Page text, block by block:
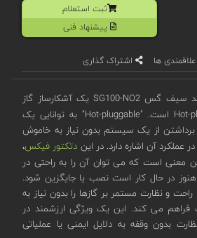
ثبت استعلام
پیشنهاد فنی
ها اشتراک گذاری
برند سیف گس SG100-NO2 یک آشکارساز گاز
ثابت با قابلیت Hot-pluggable است. "Hot-pluggable" به توانایی یک
برداشتن از یک سیستم بدون نیاز به خاموش
آن اشاره دارد. در این دتکتور فیکس،
معنی است که می توان آن را به راحتی در
در حال کار است نصب یا جایگزین شود.
و نظارت مستمر بر گازها را بدون نیاز به
فراهم می کند. این یک ویژگی ارزشمند در
بدون وقفه به دلایل ایمنی یا عملیاتی